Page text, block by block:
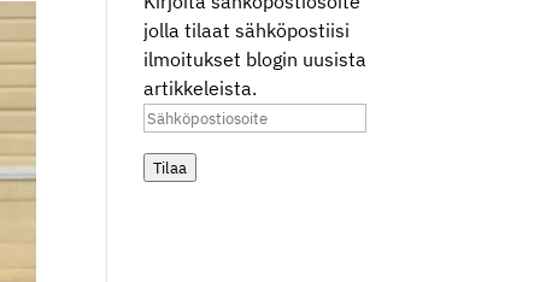
jolla tilaat sähköpostiisi
ilmoitukset blogin uusista
artikkeleista.
Sähköpostiosoite
Tilaa